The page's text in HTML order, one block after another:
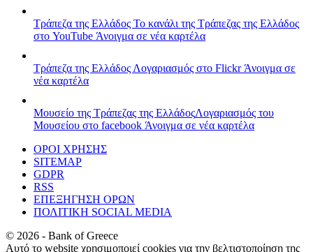
Τράπεζα της Ελλάδος Το κανάλι της Τράπεζας της Ελλάδος
στο YouTube Άνοιγμα σε νέα καρτέλα
Τράπεζα της Ελλάδος Λογαριασμός στο FlickrΆνοιγμα σε
νέα καρτέλα
Μουσείο της Τράπεζας της ΕλλάδοςΛογαριασμός του
Μουσείου στο facebook Άνοιγμα σε νέα καρτέλα
ΟΡΟΙ ΧΡΗΣΗΣ
SITEMAP
GDPR
RSS
ΕΠΕΞΗΓΗΣΗ ΟΡΩΝ
ΠΟΛΙΤΙΚΗ SOCIAL MEDIA
© 2026 - Bank of Greece
Αυτό το website χρησιμοποιεί cookies για την βελτιστοποίηση της